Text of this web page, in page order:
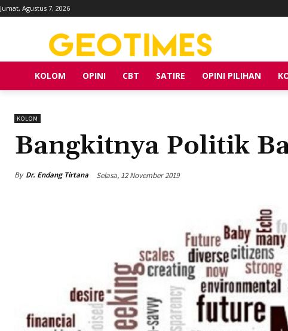
Jumat, Agustus 7, 2026
KOLOM OPINI CBT SATIRE OPINI PILIHAN
KOLOM
Bangkitnya Politik
By Dr. Endang Tirtana Selasa, 12 November 2019